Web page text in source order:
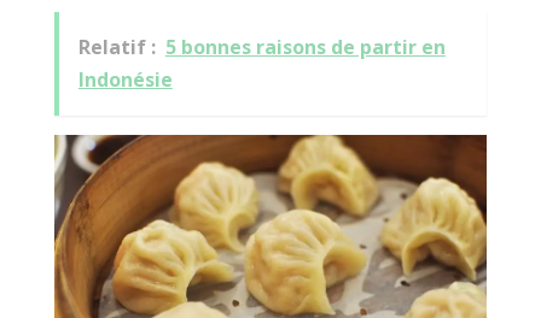
Relatif : 5 bonnes raisons de partir en
Indonésie